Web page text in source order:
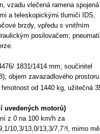
vzadu vlečená ramena spojená
a teleskopickými tlumiči IDS,
brzdy, vpředu s vnitřním
posilovačem;
1831/1414 mm; součinitel
objem zavazadlového prostoru
od 1440 kg, užitečná
uvedených motorů)
z 0 na 100 km/h za
10,3/13,0/13,3/7,7?l, mimo